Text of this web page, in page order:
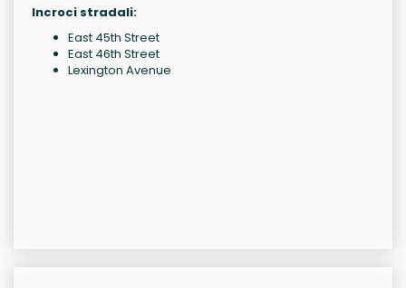
Incroci stradali:
East 45th Street
East 46th Street
Lexington Avenue